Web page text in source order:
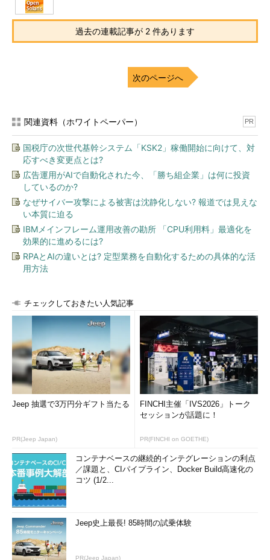
過去の連載記事が 2 件あります
次のページへ
関連資料（ホワイトペーパー） PR
国税庁の次世代基幹システム「KSK2」稼働開始に向けて、対
応すべき変更点とは?
広告運用がAIで自動化された今、「勝ち組企業」は何に投資
しているのか?
なぜサイバー攻撃による被害は沈静化しない? 報道では見えな
い本質に迫る
IBMメインフレーム運用改善の勘所 「CPU利用料」最適化を
効果的に進めるには?
RPAとAIの違いとは? 定型業務を自動化するための具体的な活
用方法
チェックしておきたい人気記事
Jeep 抽選で3万円分ギフト当たる
PR(Jeep Japan)
FINCHI主催「IVS2026」トーク
セッションが話題に！
PR(FINCHI on GOETHE)
コンテナベースの継続的インテグレーションの利点
／課題と、CIパイプライン、Docker Build高速化の
コツ (1/2...
Jeep史上最長! 85時間の試乗体験
PR(Jeep Japan)